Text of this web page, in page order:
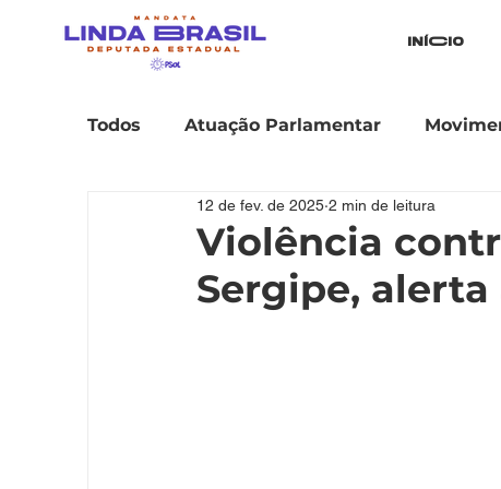
iníCio
Todos Atuação Parlamentar
Violência
Sergipe,
12 de fev. de 2025 2 min de leitura